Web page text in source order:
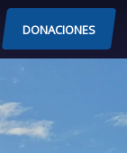
DONACIONES